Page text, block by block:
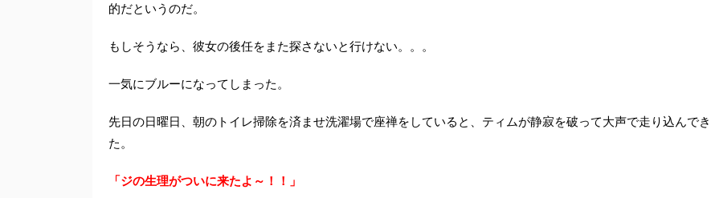
的だというのだ。
もしそうなら、彼女の後任をまた探さないと行けない。。。
一気にブルーになってしまった。
先日の日曜日、朝のトイレ掃除を済ませ洗濯場で座禅をしていると、ティムが静寂を破って大声で走り込んでき
た。
「ジの生理がついに来たよ～！！」